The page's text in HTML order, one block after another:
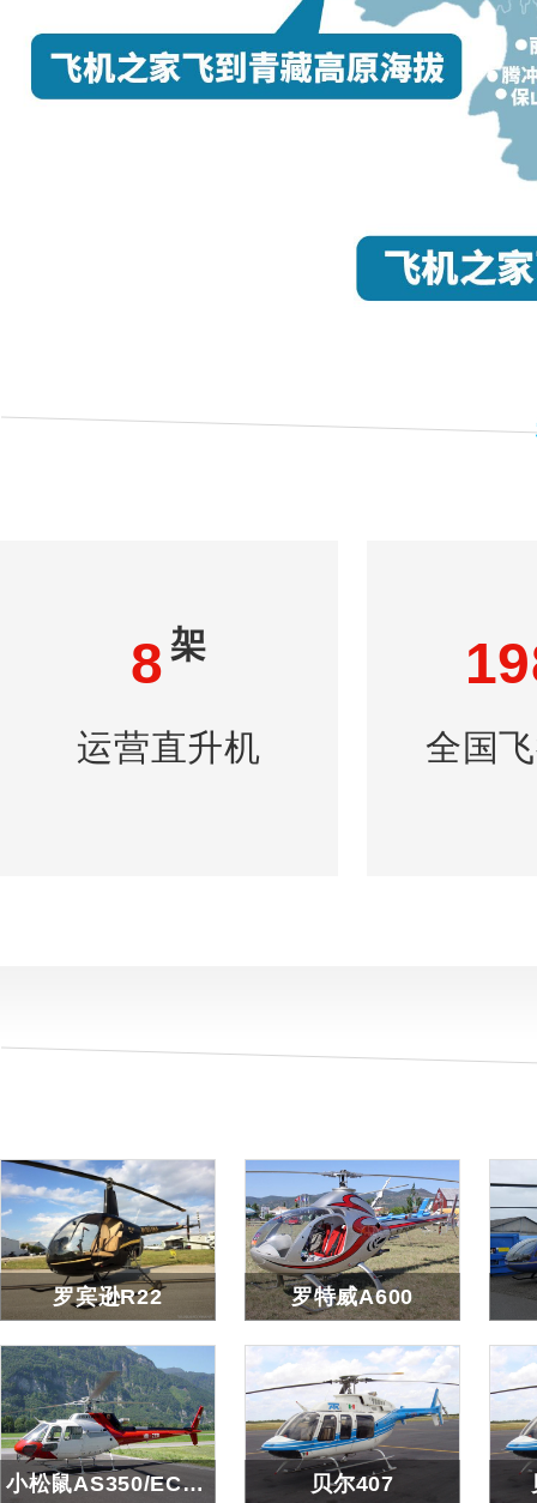
8 架
运营直升机 全国
罗宾逊R22
罗宾逊R22
查看详细
罗特威A600
罗特威A600
查看详细
小松鼠AS350/EC130/AS355 贝尔407